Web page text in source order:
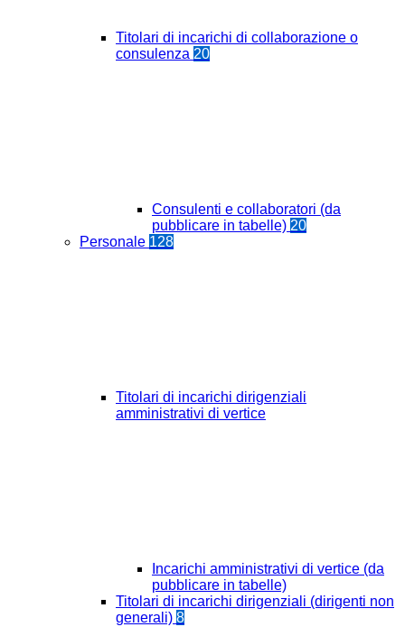
Titolari di incarichi di collaborazione o
consulenza 20
Consulenti e collaboratori (da
pubblicare in tabelle) 20
Personale 128
Titolari di incarichi dirigenziali
amministrativi di vertice
Incarichi amministrativi di vertice (da
pubblicare in tabelle)
Titolari di incarichi dirigenziali (dirigenti non
generali) 8